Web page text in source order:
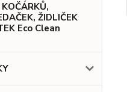
ŽIDLIČEK
Eco Clean